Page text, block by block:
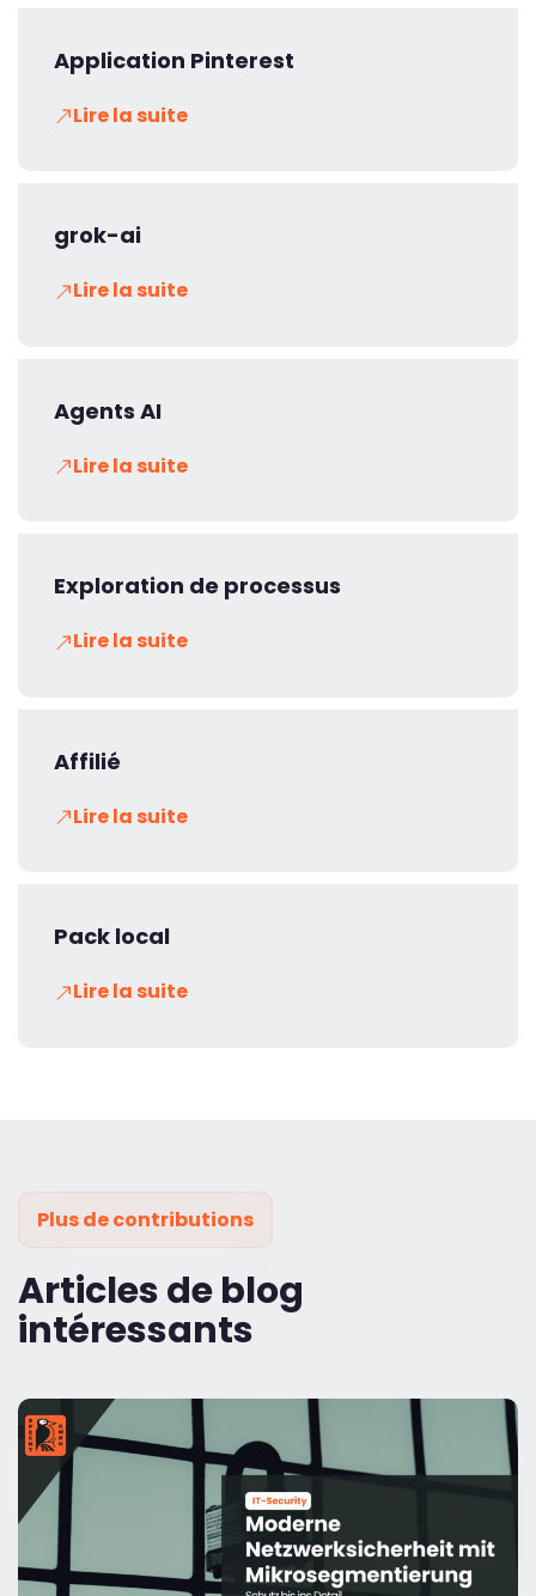
Application Pinterest
Lire la suite
grok-ai
Lire la suite
Agents AI
Lire la suite
Exploration de processus
Lire la suite
Affilié
Lire la suite
Pack local
Lire la suite
Plus de contributions
Articles de blog
intéressants